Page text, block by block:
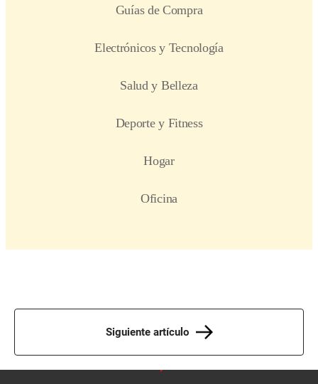
Siguiente artículo